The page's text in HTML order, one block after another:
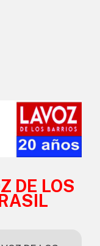
DE LOS